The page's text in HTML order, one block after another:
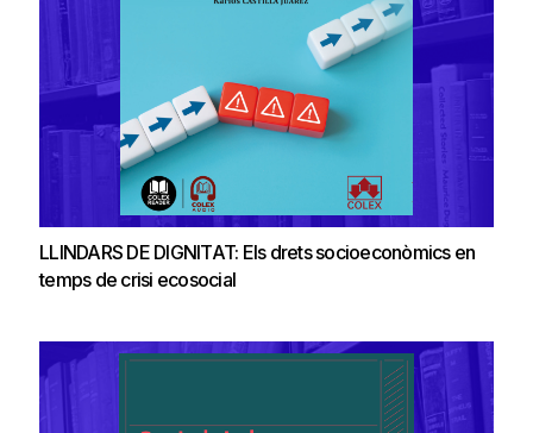
LLINDARS DE DIGNITAT: Els drets socioeconòmics en
temps de crisi ecosocial